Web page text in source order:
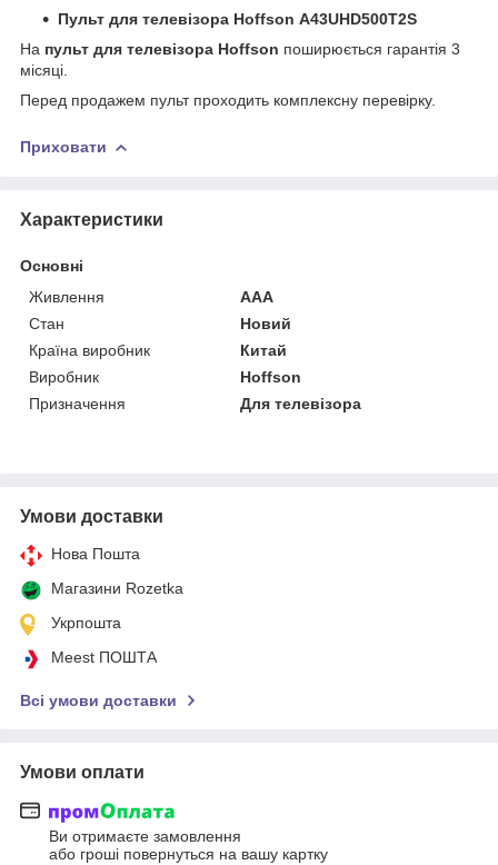
Пульт для телевізора Hoffson A43UHD500T2S
На пульт для телевізора Hoffson поширюється гарантія 3
місяці.
Перед продажем пульт проходить комплексну перевірку.
Приховати
Характеристики
Основні
Живлення
AAA
Стан
Новий
Країна виробник
Китай
Виробник
Hoffson
Призначення
Для телевізора
Умови доставки
Нова Пошта
Магазини Rozetka
Укрпошта
Meest ПОШТА
Всі умови доставки
Умови оплати
Ви отримаєте замовлення
або гроші повернуться на вашу картку